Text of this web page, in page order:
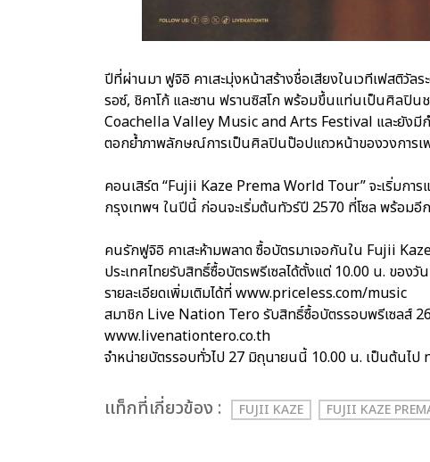
ปีที่ผ่านมา ฟูจิอิ คาเสะมุ่งหน้าสร้างชื่อเสียงในเวทีเฟสติวัล
รอซ์, ชิคาโก้ และซาน ฟรานซิสโก พร้อมขึ้นแท่นเป็นศิลปิ
Coachella Valley Music and Arts Festival และยังมี
ตอกย้ำภาพลักษณ์การเป็นศิลปินป๊อปแถวหน้าของวงการเ
คอนเสิร์ต “Fujii Kaze Prema World Tour” จะเริ่มการ
กรุงเทพฯ ในปีนี้ ก่อนจะเริ่มต้นทัวร์ปี 2570 ที่โซล พร้อมอีก
คนรักฟูจิอิ คาเสะห้ามพลาด ซื้อบัตรมาเจอกันใน Fujii
ประเทศไทยรับสิทธิ์ซื้อบัตรพรีเซลได้ตั้งแต่ 10.00 น. ของ
รายละเอียดเพิ่มเติมได้ที่ www.priceless.com/music
สมาชิก Live Nation Tero รับสิทธิ์ซื้อบัตรรอบพรีเซลส์
www.livenationtero.co.th
จำหน่ายบัตรรอบทั่วไป 27 มิถุนายนนี้ 10.00 น. เป็นต้นไ
เเท็กที่เกี่ยวข้อง : FUJII KAZE FUJII KAZE